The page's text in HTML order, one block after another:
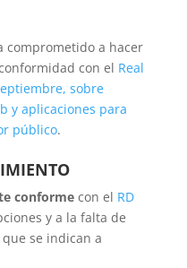
comprometido a hacer
con el Real
sobre
y aplicaciones para
público.
conformecon el RD
y a la falta de
se indican a